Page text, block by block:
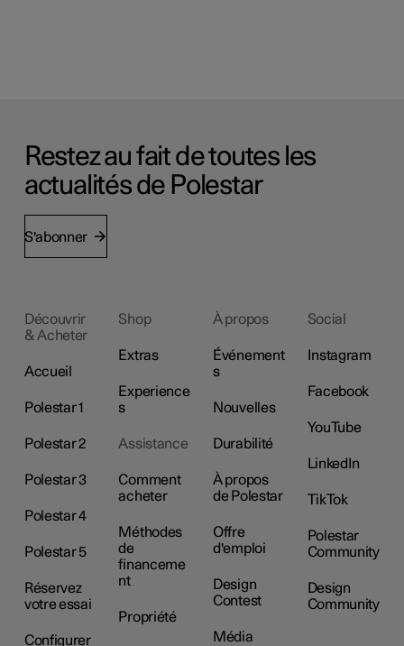
Restez au fait de toutes les
actualités de Polestar
S'abonner
Découvrir
& Acheter
Accueil
Polestar 1
Polestar 2
Polestar 3
Polestar 4
Polestar 5
Réservez
votre essai
Configurer
Shop
Extras
Experience
s
Assistance
Comment
acheter
Méthodes
de
financeme
nt
Propriété
À propos
Événement
s
Nouvelles
Durabilité
À propos
de Polestar
Offre
d'emploi
Design
Contest
Média
Social
Instagram
Facebook
YouTube
LinkedIn
TikTok
Polestar
Community
Design
Community